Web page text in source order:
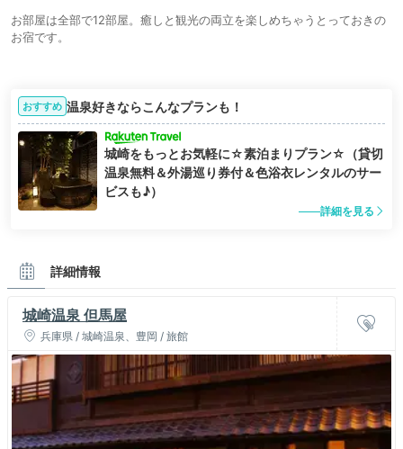
お部屋は全部で12部屋。癒しと観光の両立を楽しめちゃうとっておきの
お宿です。
おすすめ 温泉好きならこんなプランも！
城崎をもっとお気軽に☆素泊まりプラン☆（貸切
温泉無料＆外湯巡り券付＆色浴衣レンタルのサー
ビスも♪）
詳細を見る
詳細情報
城崎温泉 但馬屋
兵庫県 / 城崎温泉、豊岡 / 旅館